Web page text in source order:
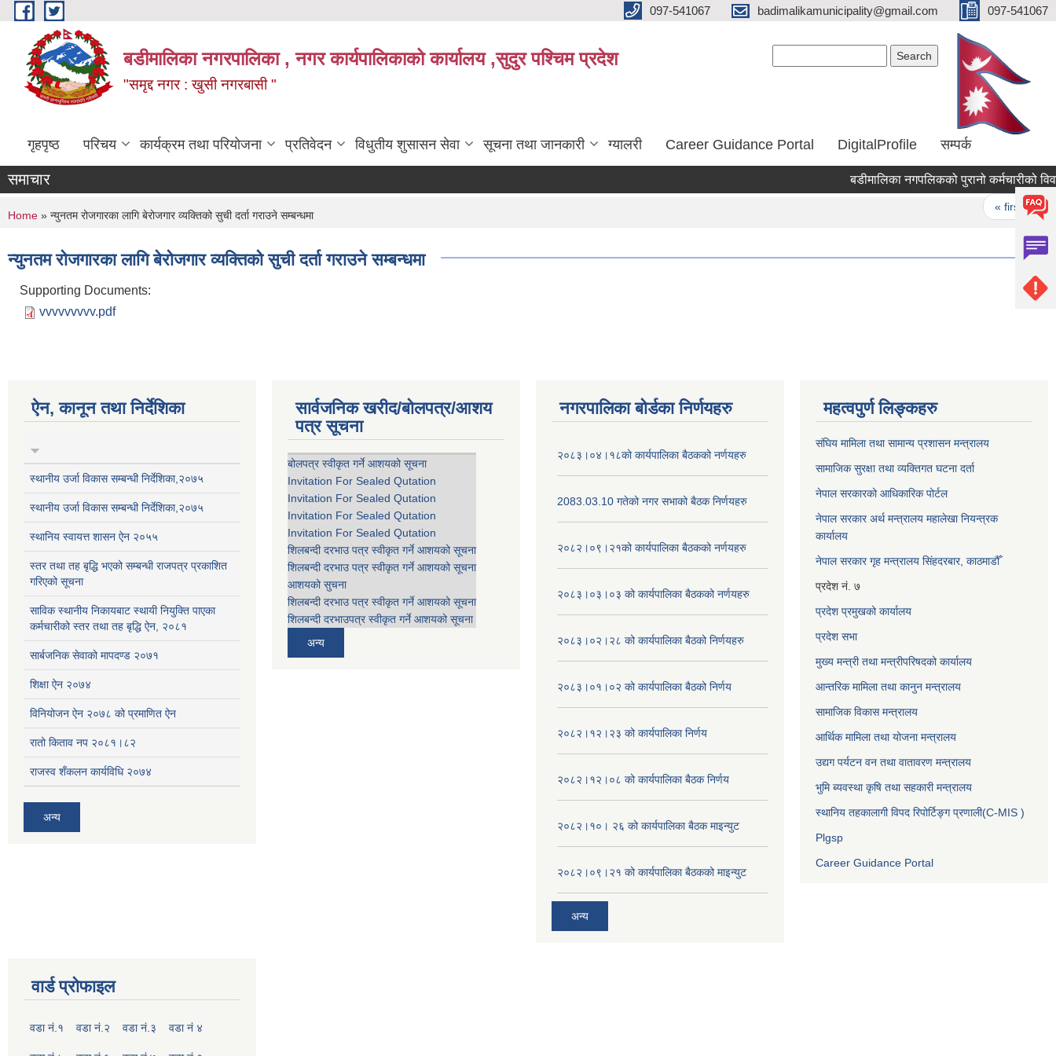
Skip to main content 097-541067 badimalikamunicipality@gmail.com 097-541067
बडीमालिका नगरपालिका , नगर कार्यपालिकाको कार्यालय ,सुदुर पश्चिम प्रदेश
"समृद्द नगर : खुसी नगरबासी "
गृहपृष्ठ परिचय कार्यक्रम तथा परियोजना प्रतिवेदन विधुतीय शुसासन सेवा सूचना तथा जानकारी ग्यालरी Career Guidance Portal DigitalProfile सम्पर्क
समाचार बडीमालिका नगपलिकको पुरानो कर्मचारीको विवरण
« first ‹
You are here
Home » न्युनतम रोजगारका लागि बेरोजगार व्यक्तिको सुची दर्ता गराउने सम्बन्धमा
न्युनतम रोजगारका लागि बेरोजगार व्यक्तिको सुची दर्ता गराउने सम्बन्धमा
Supporting Documents:
vvvvvvvvv.pdf
ऐन, कानून तथा निर्देशिका
स्थानीय उर्जा विकास सम्बन्धी निर्देशिका,२०७५
स्थानीय उर्जा विकास सम्बन्धी निर्देशिका,२०७५
स्थानिय स्वायत्त शासन ऐन २०५५
स्तर तथा तह बृद्धि भएको सम्बन्धी राजपत्र प्रकाशित
गरिएको सूचना
साविक स्थानीय निकायबाट स्थायी नियुक्ति पाएका
कर्मचारीको स्तर तथा तह बृद्धि ऐन, २०८१
सार्बजनिक सेवाको मापदण्ड २०७१
शिक्षा ऐन २०७४
विनियोजन ऐन २०७८ को प्रमाणित ऐन
रातो किताव नप २०८१।८२
राजस्व शँकलन कार्यविधि २०७४
अन्य
सार्वजनिक खरीद/बोलपत्र/आशय
पत्र सूचना
बोलपत्र स्वीकृत गर्ने आशयको सूचना
Invitation For Sealed Qutation
Invitation For Sealed Qutation
Invitation For Sealed Qutation
Invitation For Sealed Qutation
शिलबन्दी दरभाउ पत्र स्वीकृत गर्ने आशयको सूचना
शिलबन्दी दरभाउ पत्र स्वीकृत गर्ने आशयको सूचना
आशयको सुचना
शिलबन्दी दरभाउ पत्र स्वीकृत गर्ने आशयको सूचना
शिलबन्दी दरभाउपत्र स्वीकृत गर्ने आशयको सूचना
अन्य
नगरपालिका बोर्डका निर्णयहरु
२०८३।०४।१८को कार्यपालिका बैठकको नर्णयहरु
2083.03.10 गतेको नगर सभाको बैठक निर्णयहरु
२०८२।०९।२१को कार्यपालिका बैठकको नर्णयहरु
२०८३।०३।०३ को कार्यपालिका बैठकको नर्णयहरु
२०८३।०२।२८ को कार्यपालिका बैठको निर्णयहरु
२०८३।०१।०२ को कार्यपालिका बैठको निर्णय
२०८२।१२।२३ को कार्यपालिका निर्णय
२०८२।१२।०८ को कार्यपालिका बैठक निर्णय
२०८२।१०। २६ को कार्यपालिका बैठक माइन्युट
२०८२।०९।२१ को कार्यपालिका बैठकको माइन्युट
अन्य
महत्वपुर्ण लिङ्कहरु
संघिय मामिला तथा सामान्य प्रशासन मन्त्रालय
सामाजिक सुरक्षा तथा व्यक्तिगत घटना दर्ता
नेपाल सरकारको आधिकारिक पोर्टल
नेपाल सरकार अर्थ मन्त्रालय महालेखा नियन्त्रक
कार्यालय
नेपाल सरकार गृह मन्त्रालय सिंहदरबार, काठमाडौँ
प्रदेश नं. ७
प्रदेश प्रमुखको कार्यालय
प्रदेश सभा
मुख्य मन्त्री तथा मन्त्रीपरिषदको कार्यालय
आन्तरिक मामिला तथा कानुन मन्त्रालय
सामाजिक विकास मन्त्रालय
आर्थिक मामिला तथा योजना मन्त्रालय
उद्यग पर्यटन वन तथा वातावरण मन्त्रालय
भुमि ब्यवस्था कृषि तथा सहकारी मन्त्रालय
स्थानिय तहकालागी विपद रिपोर्टिङ्ग प्रणाली(C-MIS )
Plgsp
Career Guidance Portal
वार्ड प्रोफाइल
वडा नं.१ वडा नं.२ वडा नं.३ वडा नं ४